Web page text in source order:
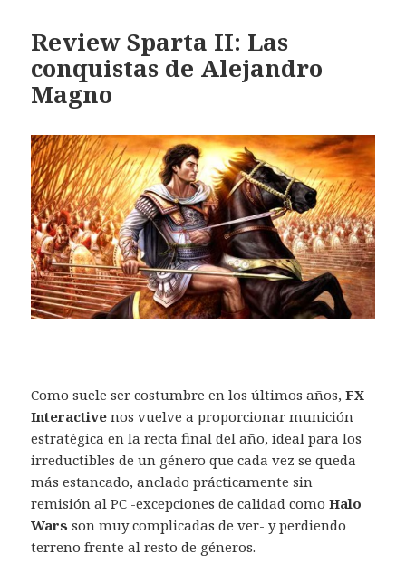
Review Sparta II: Las
conquistas de Alejandro
Magno
Como suele ser costumbre en los últimos años,FX
Interactive nos vuelve a proporcionar munición
estratégica en la recta final del año, ideal para los
irreductibles de un género que cada vez se queda
más estancado, anclado prácticamente sin
remisión al PC -excepciones de calidad comoHalo
Wars son muy complicadas de ver- y perdiendo
terreno frente al resto de géneros.